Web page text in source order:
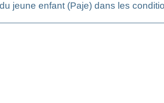
jeune enfant (Paje) dans les